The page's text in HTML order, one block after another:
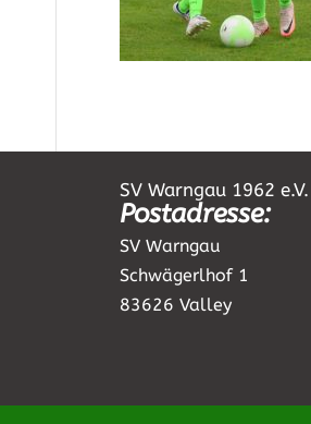
SV Warngau 1962 e.V.
Postadresse:
SV Warngau
Schwägerlhof 1
83626 Valley